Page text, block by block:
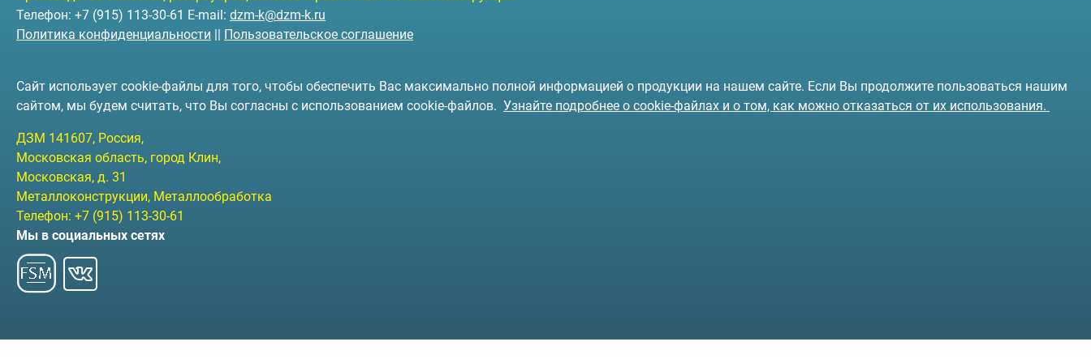
Телефон: +7 (915) 113-30-61 E-mail: dzm-k@dzm-k.ru
Политика конфиденциальности
Пользовательское соглашение
Сайт использует cookie-файлы для того, чтобы обеспечить Вас максимально полной информацией о продукции на нашем сайте. Если Вы продолжите пользоваться нашим
сайтом, мы будем считать, что Вы согласны с использованием cookie-файлов. Узнайте подробнее о cookie-файлах и о том, как можно отказаться от их использования.
ДЗМ 141607, Россия,
Московская область, город Клин,
Московская, д. 31
Металлоконструкции, Металлообработка
Телефон: +7 (915) 113-30-61
Мы в социальных сетях